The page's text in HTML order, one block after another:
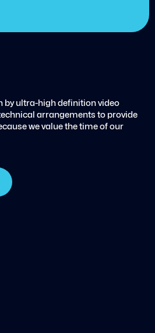
by ultra-high definition video
arrangements to provide
we value the time of our